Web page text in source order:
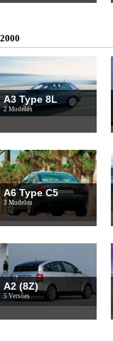
2000
A3 Type 8L
2 Modelos
A6 Type C5
3 Modelos
A2 (8Z)
5 Versões